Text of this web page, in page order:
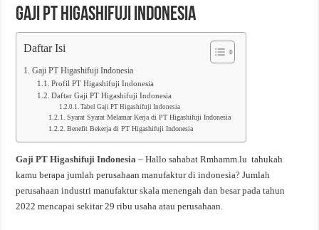
Gaji PT Higashifuji Indonesia
Daftar Isi
Gaji PT Higashifuji Indonesia
Profil PT Higashifuji Indonesia
Daftar Gaji PT Higashifuji Indonesia
Tabel Gaji PT Higashifuji Indonesia
Syarat Syarat Melamar Kerja di PT Higashifuji Indonesia
Benefit Bekerja di PT Higashifuji Indonesia
Gaji PT Higashifuji Indonesia – Hallo sahabat Rmhamm.lu tahukah
kamu berapa jumlah perusahaan manufaktur di indonesia? Jumlah
perusahaan industri manufaktur skala menengah dan besar pada tahun
2022 mencapai sekitar 29 ribu usaha atau perusahaan.